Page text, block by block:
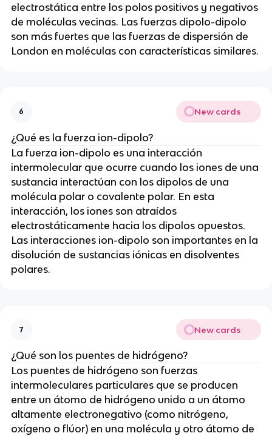
electrostática entre los polos positivos y negativos
de moléculas vecinas. Las fuerzas dipolo-dipolo
son más fuertes que las fuerzas de dispersión de
London en moléculas con características similares.
6 New cards
¿Qué es la fuerza ion-dipolo?
La fuerza ion-dipolo es una interacción
intermolecular que ocurre cuando los iones de una
sustancia interactúan con los dipolos de una
molécula polar o covalente polar. En esta
interacción, los iones son atraídos
electrostáticamente hacia los dipolos opuestos.
Las interacciones ion-dipolo son importantes en la
disolución de sustancias iónicas en disolventes
polares.
7 New cards
¿Qué son los puentes de hidrógeno?
Los puentes de hidrógeno son fuerzas
intermoleculares particulares que se producen
entre un átomo de hidrógeno unido a un átomo
altamente electronegativo (como nitrógeno,
oxígeno o flúor) en una molécula y otro átomo de